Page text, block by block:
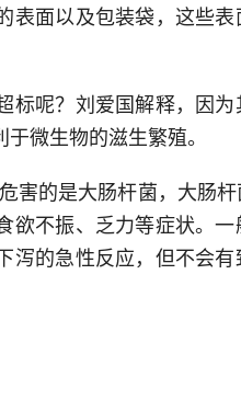
表面以及包装袋，这些
呢？刘爱国解释，因为
微生物的滋生繁殖。
害的是大肠杆菌，大肠
欲不振、乏力等症状。
泻的急性反应，但不会